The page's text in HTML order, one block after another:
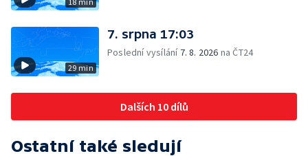
29 min
7. srpna 17:03
Poslední vysílání 7. 8. 2026 na ČT24
Dalších 10 dílů
Ostatní také sledují